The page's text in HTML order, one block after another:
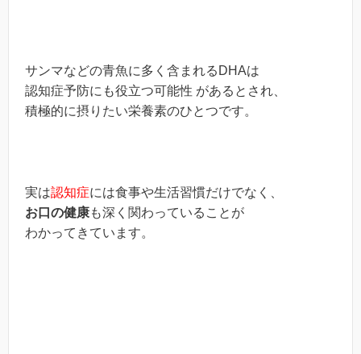
サンマなどの青魚に多く含まれるDHAは
認知症予防にも役立つ可能性 があるとされ、
積極的に摂りたい栄養素のひとつです。
実は認知症には食事や生活習慣だけでなく、
お口の健康も深く関わっていることが
わかってきています。